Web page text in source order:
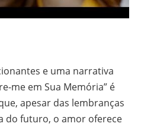
e uma narrativa
me em Sua Memória” é
apesar das lembranças
do futuro, o amor oferece